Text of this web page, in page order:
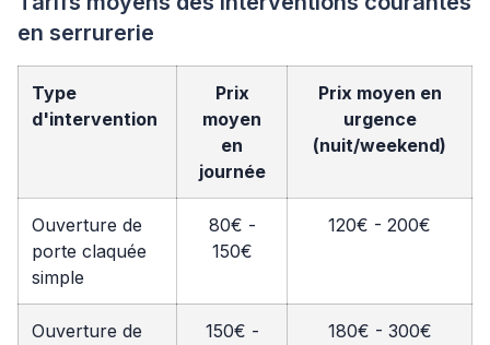
en serrurerie
Type
d'intervention
Prix
moyen
en
journée
Prix moyen en
urgence
(nuit/weekend)
Ouverture de
porte claquée
simple
80€ -
150€
120€ - 200€
Ouverture de
150€ -
180€ - 300€